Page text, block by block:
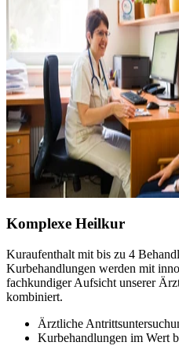
Komplexe Heilkur
Kuraufenthalt mit bis zu 4
Kurbehandlungen werden mit
fachkundiger Aufsicht unserer
kombiniert.
Ärztliche
Kurbehandlungen im Wert